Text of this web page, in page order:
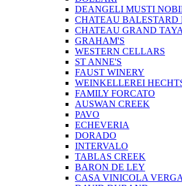
DEANGELI MUSTI
CHATEAU BALESTARD
CHATEAU GRAND
GRAHAM'S
WESTERN CELLARS
ST ANNE'S
FAUST WINERY
WEINKELLEREI
FAMILY FORCATO
AUSWAN CREEK
PAVO
ECHEVERIA
DORADO
INTERVALO
TABLAS CREEK
BARON DE LEY
CASA VINICOLA VERGA